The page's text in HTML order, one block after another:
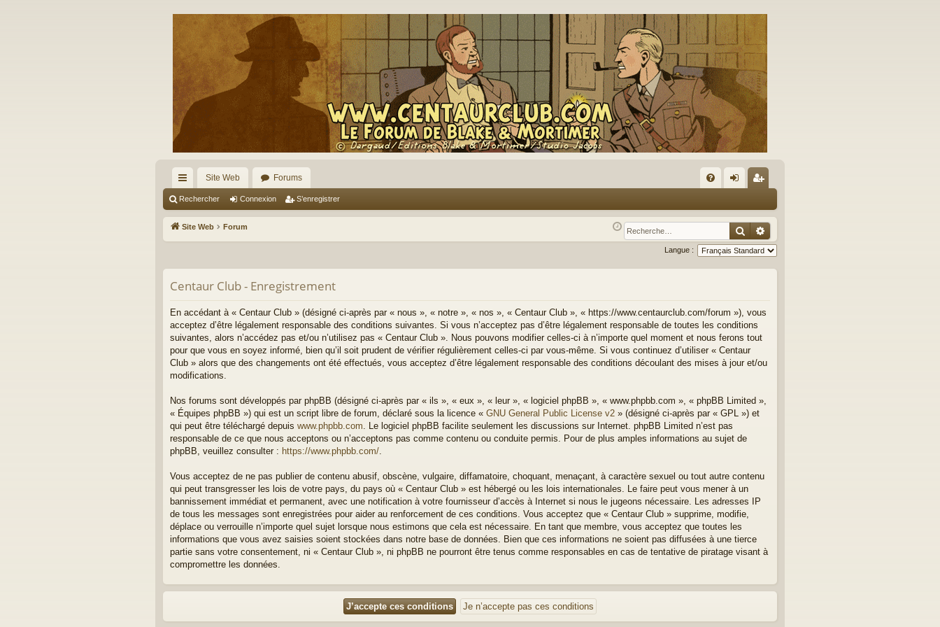
cc
ès
ra
de
Site Web Forums
Q ne
xi
nr
eg
r
Rechercher Connexion S’enregistrer
Site Web Forum Rechercher
Recherche avancée
Langue :
Centaur Club - Enregistrement
En accédant à « Centaur Club » (désigné ci-après par « nous », « notre », « nos », « Centaur Club », « https://www.centaurclub.com/forum »), vous
acceptez d’être légalement responsable des conditions suivantes. Si vous n’acceptez pas d’être légalement responsable de toutes les conditions
suivantes, alors n’accédez pas et/ou n’utilisez pas « Centaur Club ». Nous pouvons modifier celles-ci à n’importe quel moment et nous ferons tout
pour que vous en soyez informé, bien qu’il soit prudent de vérifier régulièrement celles-ci par vous-même. Si vous continuez d’utiliser « Centaur
Club » alors que des changements ont été effectués, vous acceptez d’être légalement responsable des conditions découlant des mises à jour et/ou
modifications.
Nos forums sont développés par phpBB (désigné ci-après par « ils », « eux », « leur », « logiciel phpBB », « www.phpbb.com », « phpBB Limited »,
« Équipes phpBB ») qui est un script libre de forum, déclaré sous la licence « GNU General Public License v2 » (désigné ci-après par « GPL ») et
qui peut être téléchargé depuis www.phpbb.com. Le logiciel phpBB facilite seulement les discussions sur Internet. phpBB Limited n’est pas
responsable de ce que nous acceptons ou n’acceptons pas comme contenu ou conduite permis. Pour de plus amples informations au sujet de
phpBB, veuillez consulter : https://www.phpbb.com/.
Vous acceptez de ne pas publier de contenu abusif, obscène, vulgaire, diffamatoire, choquant, menaçant, à caractère sexuel ou tout autre contenu
qui peut transgresser les lois de votre pays, du pays où « Centaur Club » est hébergé ou les lois internationales. Le faire peut vous mener à un
bannissement immédiat et permanent, avec une notification à votre fournisseur d’accès à Internet si nous le jugeons nécessaire. Les adresses IP
de tous les messages sont enregistrées pour aider au renforcement de ces conditions. Vous acceptez que « Centaur Club » supprime, modifie,
déplace ou verrouille n’importe quel sujet lorsque nous estimons que cela est nécessaire. En tant que membre, vous acceptez que toutes les
informations que vous avez saisies soient stockées dans notre base de données. Bien que ces informations ne soient pas diffusées à une tierce
partie sans votre consentement, ni « Centaur Club », ni phpBB ne pourront être tenus comme responsables en cas de tentative de piratage visant à
compromettre les données.